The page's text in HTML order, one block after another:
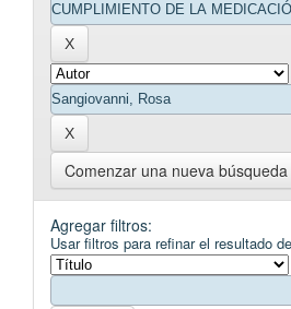
Comenzar una nueva búsqueda
Agregar filtros:
Usar filtros para refinar el resultado